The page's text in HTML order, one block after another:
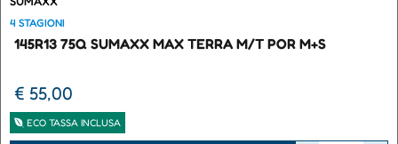
4 STAGIONI
145R13 75Q SUMAXX MAX TERRA M/T POR M+S
€ 55,00
ECO TASSA INCLUSA